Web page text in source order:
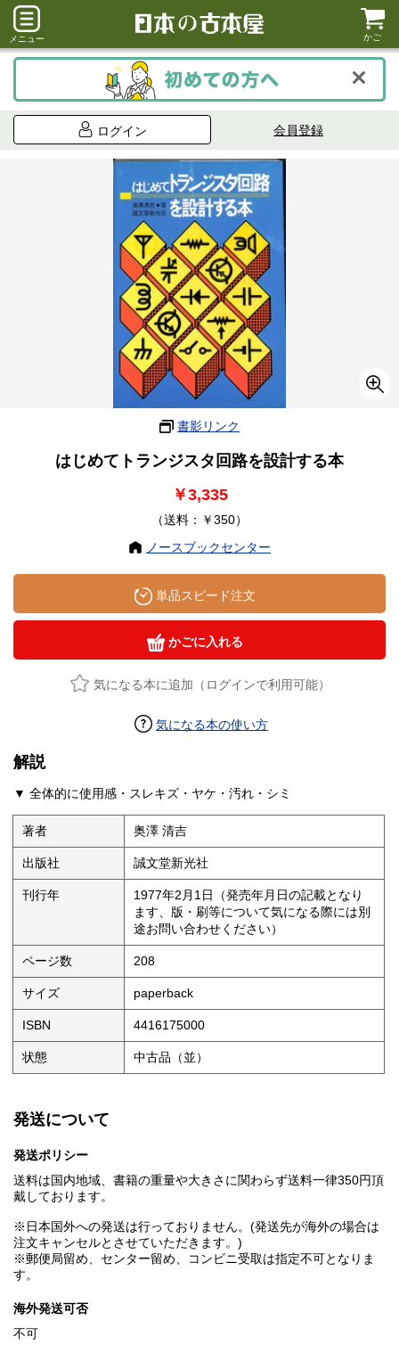
メニュー かご
ログイン 会員登録
書影リンク
はじめてトランジスタ回路を設計する本
￥3,335
（送料：￥350）
ノースブックセンター
単品スピード注文
かごに入れる
気になる本に追加（ログインで利用可能）
気になる本の使い方
解説
▼ 全体的に使用感・スレキズ・ヤケ・汚れ・シミ
著者 奥澤 清吉
出版社 誠文堂新光社
刊行年
1977年2月1日（発売年月日の記載となり
ます、版・刷等について気になる際には別
途お問い合わせください）
ページ数 208
サイズ paperback
ISBN 4416175000
状態 中古品（並）
発送について
発送ポリシー
送料は国内地域、書籍の重量や大きさに関わらず送料一律350円頂
戴しております。
※日本国外への発送は行っておりません。(発送先が海外の場合は
注文キャンセルとさせていただきます。)
※郵便局留め、センター留め、コンビニ受取は指定不可となりま
す。
海外発送可否
不可